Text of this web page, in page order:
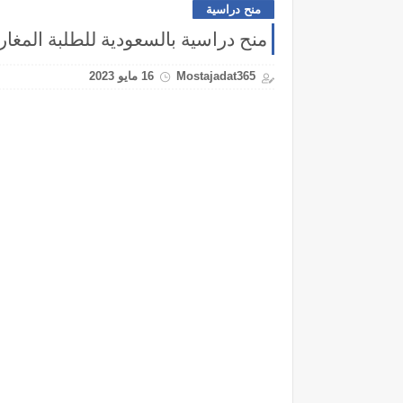
منح دراسية
منح دراسية بالسعودية للطلبة المغاربة 2023-
Mostajadat365 16 مايو 2023